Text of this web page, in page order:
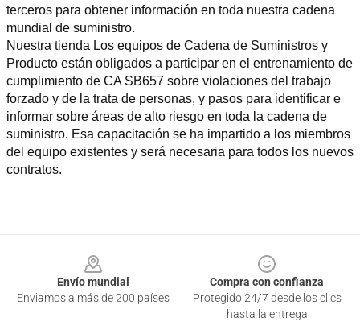
terceros para obtener información en toda nuestra cadena
mundial de suministro.
Nuestra tienda Los equipos de Cadena de Suministros y
Producto están obligados a participar en el entrenamiento de
cumplimiento de CA SB657 sobre violaciones del trabajo
forzado y de la trata de personas, y pasos para identificar e
informar sobre áreas de alto riesgo en toda la cadena de
suministro. Esa capacitación se ha impartido a los miembros
del equipo existentes y será necesaria para todos los nuevos
contratos.
Envío mundial
Enviamos a más de 200 países
Compra con confianza
Protegido 24/7 desde los clics
hasta la entrega